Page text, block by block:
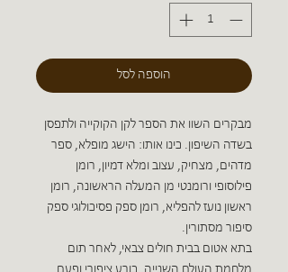
הוספה לסל
מבקרים השוו את הספר לקן הקוקייה ולתפסן
בשדה השיפון. כינו אותו: הישג מופלא, ספר
מדהים, מצחיק, עצוב ומלא דמיון, רומן
פילוסופי ורומנטי מן המעלה הראשונה, רומן
ראשון נועז להפליא, רומן ספק פסיכולוגי ספק
סיפור מסתורין.
בתא אטום בבית חולים צבאי, לאחר תום